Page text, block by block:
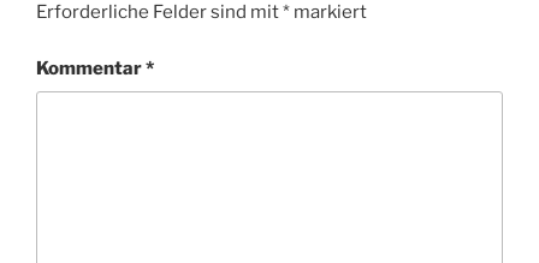
Erforderliche Felder sind mit* markiert
Kommentar*